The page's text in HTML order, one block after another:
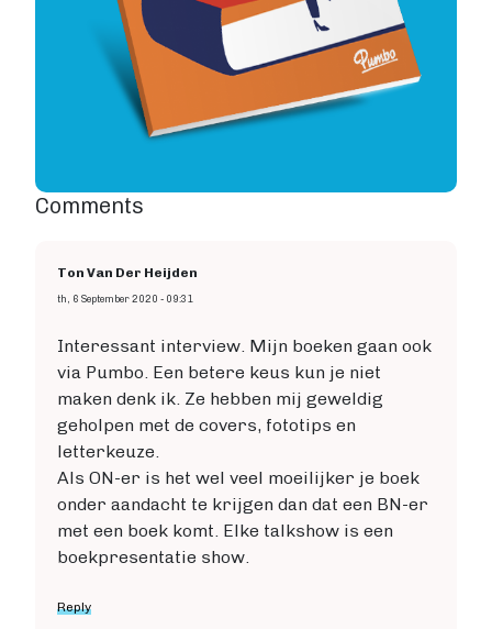
Comments
Ton Van Der Heijden
th, 6 September 2020 - 09:31
Interessant interview. Mijn boeken gaan ook
via Pumbo. Een betere keus kun je niet
maken denk ik. Ze hebben mij geweldig
geholpen met de covers, fototips en
letterkeuze.
Als ON-er is het wel veel moeilijker je boek
onder aandacht te krijgen dan dat een BN-er
met een boek komt. Elke talkshow is een
boekpresentatie show.
Reply